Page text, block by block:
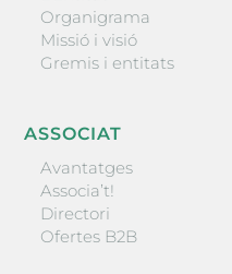
Organigrama
Missió i visió
Gremis i entitats
ASSOCIAT
Avantatges
Associa’t!
Directori
Ofertes B2B